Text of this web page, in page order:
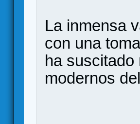
La inmensa
con una
ha
modernos